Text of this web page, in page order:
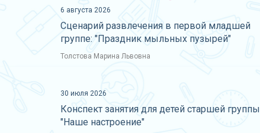
6 августа 2026
Сценарий развлечения в первой младшей
группе: "Праздник мыльных пузырей"
Толстова Марина Львовна
30 июля 2026
Конспект занятия для детей старшей группы
"Наше настроение"